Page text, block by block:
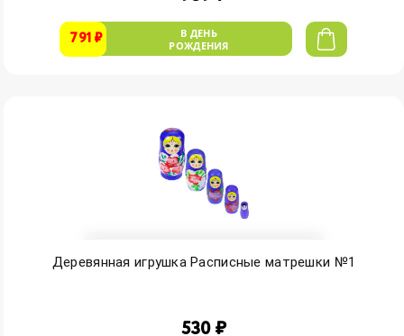
791 ₽
В ДЕНЬ
РОЖДЕНИЯ
Деревянная игрушка Расписные матрешки №1
530 ₽